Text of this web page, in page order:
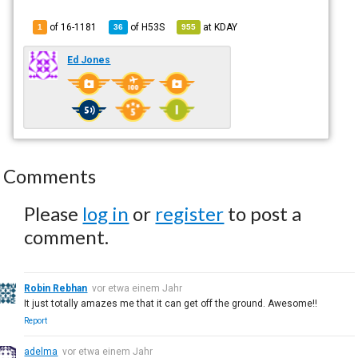
1 of 16-1181 36 ofH53S 955 atKDAY
Ed Jones
Comments
Please log in or register to post a
comment.
Robin Rebhan vor etwa einem Jahr
It just totally amazes me that it can get off the ground. Awesome!!
Report
adelma vor etwa einem Jahr